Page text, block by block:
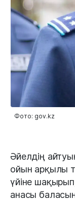
Фото: gov.kz
Әйелдің
ойын арқылы
үйіне
анасы